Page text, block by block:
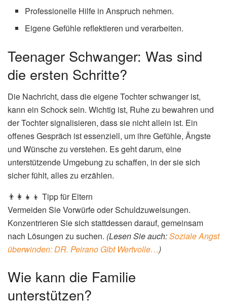
Professionelle Hilfe in Anspruch nehmen.
Eigene Gefühle reflektieren und verarbeiten.
Teenager Schwanger: Was sind
die ersten Schritte?
Die Nachricht, dass die eigene Tochter schwanger ist,
kann ein Schock sein. Wichtig ist, Ruhe zu bewahren und
der Tochter signalisieren, dass sie nicht allein ist. Ein
offenes Gespräch ist essenziell, um ihre Gefühle, Ängste
und Wünsche zu verstehen. Es geht darum, eine
unterstützende Umgebung zu schaffen, in der sie sich
sicher fühlt, alles zu erzählen.
👨‍👩‍👧‍👦 Tipp für Eltern
Vermeiden Sie Vorwürfe oder Schuldzuweisungen.
Konzentrieren Sie sich stattdessen darauf, gemeinsam
nach Lösungen zu suchen. (Lesen Sie auch:Soziale Angst
überwinden: DR. Peirano Gibt Wertvolle…)
Wie kann die Familie
unterstützen?